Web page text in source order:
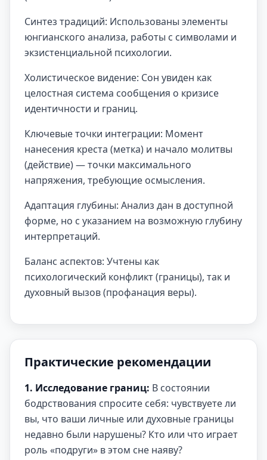
Синтез традиций: Использованы элементы
юнгианского анализа, работы с символами и
экзистенциальной психологии.
Холистическое видение: Сон увиден как
целостная система сообщения о кризисе
идентичности и границ.
Ключевые точки интеграции: Момент
нанесения креста (метка) и начало молитвы
(действие) — точки максимального
напряжения, требующие осмысления.
Адаптация глубины: Анализ дан в доступной
форме, но с указанием на возможную глубину
интерпретаций.
Баланс аспектов: Учтены как
психологический конфликт (границы), так и
духовный вызов (профанация веры).
Практические рекомендации
1. Исследование границ: В состоянии
бодрствования спросите себя: чувствуете ли
вы, что ваши личные или духовные границы
недавно были нарушены? Кто или что играет
роль «подруги» в этом сне наяву?